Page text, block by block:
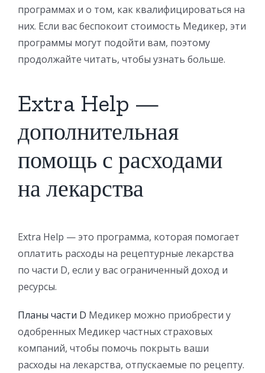
программах и о том, как квалифицироваться на
них. Если вас беспокоит стоимость Медикер, эти
программы могут подойти вам, поэтому
продолжайте читать, чтобы узнать больше.
Extra Help —
дополнительная
помощь с расходами
на лекарства
Extra Help — это программа, которая помогает
оплатить расходы на рецептурные лекарства
по части D, если у вас ограниченный доход и
ресурсы.
Планы части D Медикер можно приобрести у
одобренных Медикер частных страховых
компаний, чтобы помочь покрыть ваши
расходы на лекарства, отпускаемые по рецепту.